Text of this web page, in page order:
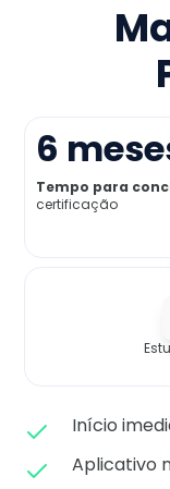
Como
Preço
Já sou aluno
6
Tempo para
certificação
Início
Aplicativo